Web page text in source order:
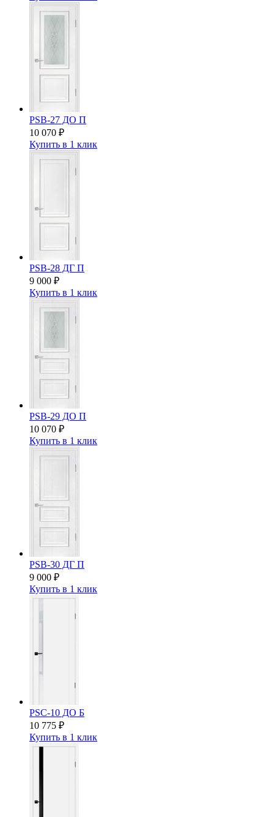
PSB-27 ДО П
10 070 ₽
Купить в 1 клик
PSB-28 ДГ П
9 000 ₽
Купить в 1 клик
PSB-29 ДО П
10 070 ₽
Купить в 1 клик
PSB-30 ДГ П
9 000 ₽
Купить в 1 клик
PSC-10 ДО Б
10 775 ₽
Купить в 1 клик